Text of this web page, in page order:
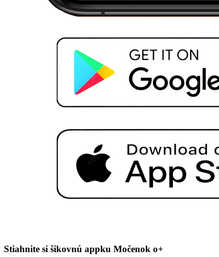
Stiahnite si šikovnú appku Močenok o+